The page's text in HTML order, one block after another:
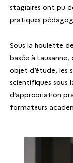
stagiaires ont pu
pratiques
Sous la houlette
basée à
objet d’étude, les
scientifiques sous
d’appropriation
formateurs